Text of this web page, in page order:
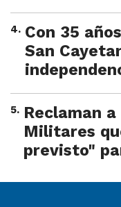
4. Con 35
San
5. Reclaman
Militares
previsto"